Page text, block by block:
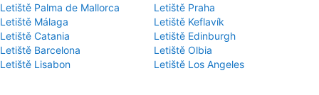
Letiště Palma de Mallorca
Letiště Praha
Letiště Málaga
Letiště Keflavík
Letiště Catania
Letiště Edinburgh
Letiště Barcelona
Letiště Olbia
Letiště Lisabon
Letiště Los Angeles